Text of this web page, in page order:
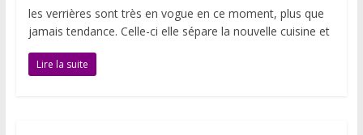
les verrières sont très en vogue en ce moment, plus que
jamais tendance. Celle-ci elle sépare la nouvelle cuisine et
Lire la suite